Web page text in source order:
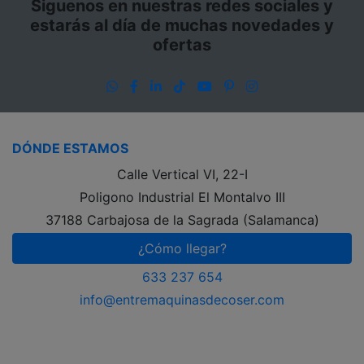
Siguenos en nuestras redes sociales y
estarás al día de muchas novedades y
ofertas
WhatsApp
Facebook
LinkedIn
TikTokYouTube
PinterestInstagram
DÓNDE ESTAMOS
Calle Vertical VI, 22-I
Poligono Industrial El Montalvo III
37188 Carbajosa de la Sagrada (Salamanca)
¿Cómo llegar?
633 237 654
info@entremaquinasdecoser.com